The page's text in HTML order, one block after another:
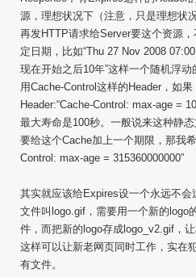
源，理想状况下（注意，只是理想状
再发HTTP请求给Server要这个资源
定日期，比如“Thu 27 Nov 2008
现在开始之后10年”这样一个随机浮
用Cache-Control这样的Header，如
Header:“Cache-Control: max-age =
最大寿命是100秒。一般说来这种静
要给这个Cache加上一个期限，那我
Control: max-age = 315360000000”
其实就应该给Expires设一个永远不
文件叫logo.gif，需要用一个新的logo
件，而把新的logo存成logo_v2.gif，
这样可以让新老网页同时工作，实在
有文件。